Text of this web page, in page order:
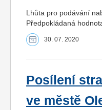
Lhůta pro podávání
Předpokládaná
30. 07. 2020
Posílení
ve městě